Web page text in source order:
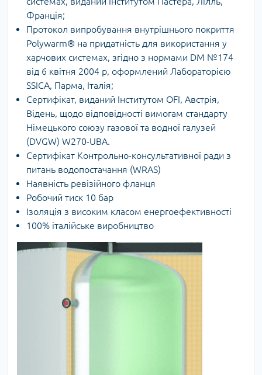
Франція;
Протокол випробування внутрішнього покриття
Polywarm® на придатність для використання у
харчових системах, згідно з нормами DM №174
від 6 квітня 2004 р, оформлений Лабораторією
SSICA, Парма, Італія;
Сертифікат, виданий Інститутом OFI, Австрія,
Відень, щодо відповідності вимогам стандарту
Німецького союзу газової та водної галузей
(DVGW) W270-UBA.
Сертифікат Контрольно-консультативної ради з
питань водопостачання (WRAS)
Наявність ревізійного фланця
Робочий тиск 10 бар
Ізоляція з високим класом енергоефективності
100% італійське виробництво